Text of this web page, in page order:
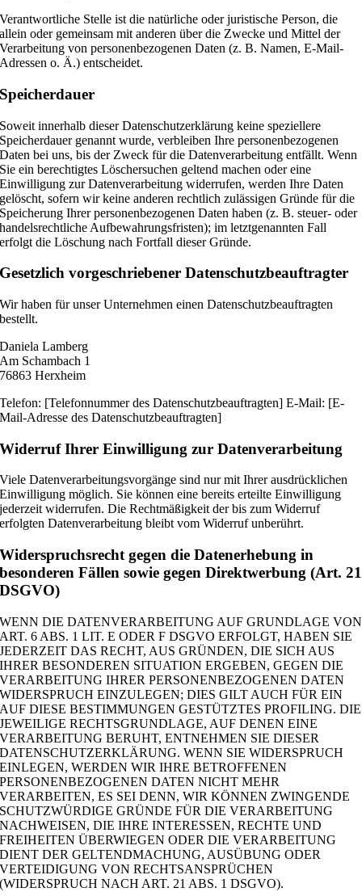
Verantwortliche Stelle ist die natürliche oder juristische Person, die
allein oder gemeinsam mit anderen über die Zwecke und Mittel der
Verarbeitung von personenbezogenen Daten (z. B. Namen, E-Mail-
Adressen o. Ä.) entscheidet.
Speicherdauer
Soweit innerhalb dieser Datenschutzerklärung keine speziellere
Speicherdauer genannt wurde, verbleiben Ihre personenbezogenen
Daten bei uns, bis der Zweck für die Datenverarbeitung entfällt. Wenn
Sie ein berechtigtes Löschersuchen geltend machen oder eine
Einwilligung zur Datenverarbeitung widerrufen, werden Ihre Daten
gelöscht, sofern wir keine anderen rechtlich zulässigen Gründe für die
Speicherung Ihrer personenbezogenen Daten haben (z. B. steuer- oder
handelsrechtliche Aufbewahrungsfristen); im letztgenannten Fall
erfolgt die Löschung nach Fortfall dieser Gründe.
Gesetzlich vorgeschriebener Datenschutz­beauftragter
Wir haben für unser Unternehmen einen Datenschutzbeauftragten
bestellt.
Daniela Lamberg
Am Schambach 1
76863 Herxheim
Telefon: [Telefonnummer des Datenschutzbeauftragten] E-Mail: [E-
Mail-Adresse des Datenschutzbeauftragten]
Widerruf Ihrer Einwilligung zur Datenverarbeitung
Viele Datenverarbeitungsvorgänge sind nur mit Ihrer ausdrücklichen
Einwilligung möglich. Sie können eine bereits erteilte Einwilligung
jederzeit widerrufen. Die Rechtmäßigkeit der bis zum Widerruf
erfolgten Datenverarbeitung bleibt vom Widerruf unberührt.
Widerspruchsrecht gegen die Datenerhebung in
besonderen Fällen sowie gegen Direktwerbung (Art. 21
DSGVO)
WENN DIE DATENVERARBEITUNG AUF GRUNDLAGE VON
ART. 6 ABS. 1 LIT. E ODER F DSGVO ERFOLGT, HABEN SIE
JEDERZEIT DAS RECHT, AUS GRÜNDEN, DIE SICH AUS
IHRER BESONDEREN SITUATION ERGEBEN, GEGEN DIE
VERARBEITUNG IHRER PERSONENBEZOGENEN DATEN
WIDERSPRUCH EINZULEGEN; DIES GILT AUCH FÜR EIN
AUF DIESE BESTIMMUNGEN GESTÜTZTES PROFILING. DIE
JEWEILIGE RECHTSGRUNDLAGE, AUF DENEN EINE
VERARBEITUNG BERUHT, ENTNEHMEN SIE DIESER
DATENSCHUTZERKLÄRUNG. WENN SIE WIDERSPRUCH
EINLEGEN, WERDEN WIR IHRE BETROFFENEN
PERSONENBEZOGENEN DATEN NICHT MEHR
VERARBEITEN, ES SEI DENN, WIR KÖNNEN ZWINGENDE
SCHUTZWÜRDIGE GRÜNDE FÜR DIE VERARBEITUNG
NACHWEISEN, DIE IHRE INTERESSEN, RECHTE UND
FREIHEITEN ÜBERWIEGEN ODER DIE VERARBEITUNG
DIENT DER GELTENDMACHUNG, AUSÜBUNG ODER
VERTEIDIGUNG VON RECHTSANSPRÜCHEN
(WIDERSPRUCH NACH ART. 21 ABS. 1 DSGVO).